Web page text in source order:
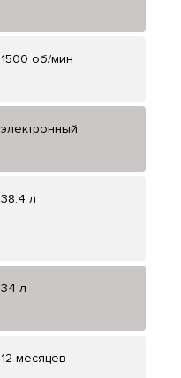
1500 об/мин
электронный
38.4 л
34 л
12 месяцев